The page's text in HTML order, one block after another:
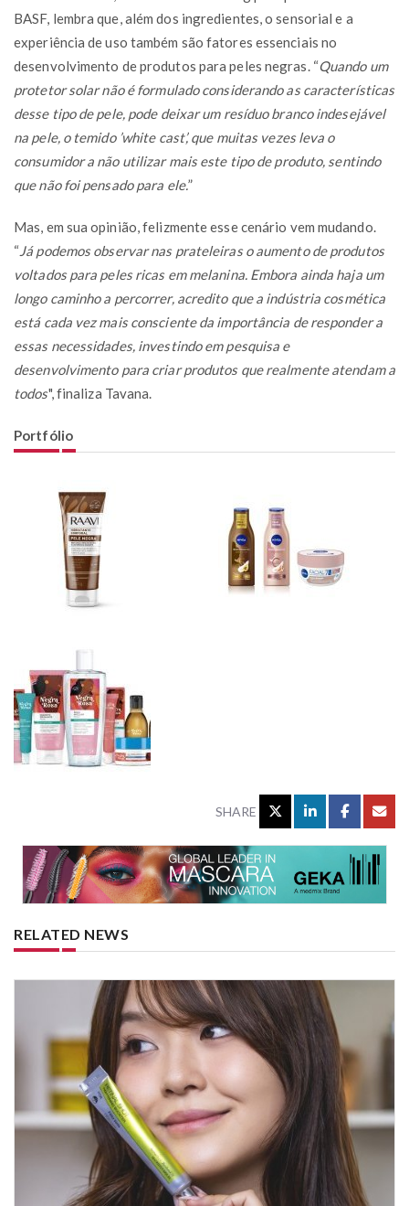
BASF, lembra que, além dos ingredientes, o sensorial e a
experiência de uso também são fatores essenciais no
desenvolvimento de produtos para peles negras. “Quando um
protetor solar não é formulado considerando as características
desse tipo de pele, pode deixar um resíduo branco indesejável
na pele, o temido ’white cast’, que muitas vezes leva o
consumidor a não utilizar mais este tipo de produto, sentindo
que não foi pensado para ele.”
Mas, em sua opinião, felizmente esse cenário vem mudando.
“ Já podemos observar nas prateleiras o aumento de produtos
voltados para peles ricas em melanina. Embora ainda haja um
longo caminho a percorrer, acredito que a indústria cosmética
está cada vez mais consciente da importância de responder a
essas necessidades, investindo em pesquisa e
desenvolvimento para criar produtos que realmente atendam a
todos", finaliza Tavana.
Portfólio
SHARE
RELATED NEWS